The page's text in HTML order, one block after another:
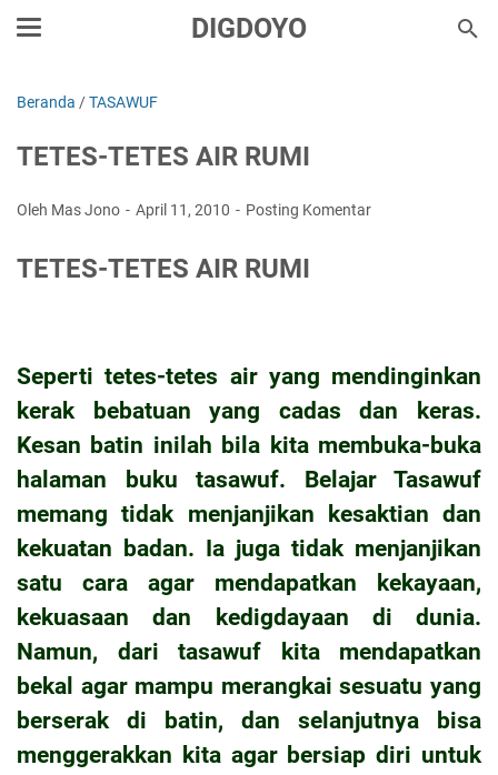
DIGDOYO
Beranda /TASAWUF
TETES-TETES AIR RUMI
Oleh Mas Jono April 11, 2010 Posting Komentar
TETES-TETES AIR RUMI
Seperti tetes-tetes air yang mendinginkan
kerak bebatuan yang cadas dan keras.
Kesan batin inilah bila kita membuka-buka
halaman buku tasawuf. Belajar Tasawuf
memang tidak menjanjikan kesaktian dan
kekuatan badan. Ia juga tidak menjanjikan
satu cara agar mendapatkan kekayaan,
kekuasaan dan kedigdayaan di dunia.
Namun, dari tasawuf kita mendapatkan
bekal agar mampu merangkai sesuatu yang
berserak di batin, dan selanjutnya bisa
menggerakkan kita agar bersiap diri untuk